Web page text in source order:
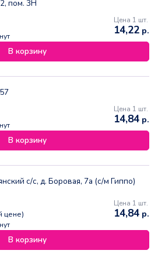
пом. 3Н
Цена 1 шт.
14,22 р.
В корзину
Цена 1 шт.
14,84 р.
В корзину
с/с, д. Боровая, 7а (с/м Гиппо)
цене)
Цена 1 шт.
14,84 р.
В корзину